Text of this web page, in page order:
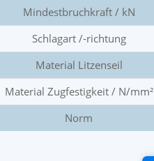
Mindestbruchkraft / kN
Schlagart /-richtung
Material Litzenseil
Material Zugfestigkeit / N/mm²
Norm